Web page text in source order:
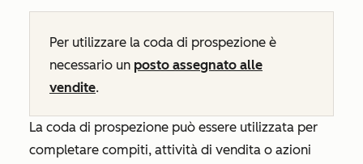
Per utilizzare la coda di prospezione è
necessario un posto assegnato alle
vendite.
La coda di prospezione può essere utilizzata per
completare compiti, attività di vendita o azioni